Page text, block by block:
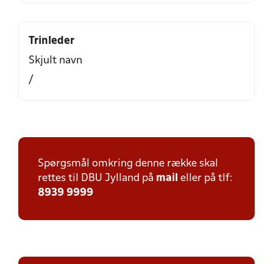
Trinleder
Skjult navn
/
Spørgsmål omkring denne række skal
rettes til DBU Jylland på mail eller på tlf:
8939 9999